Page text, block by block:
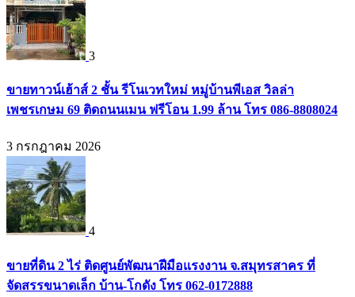
3
ขายทาวน์เฮ้าส์ 2 ชั้น รีโนเวทใหม่ หมู่บ้านพีเอส วิลล่า
เพชรเกษม 69 ติดถนนเมน ฟรีโอน 1.99 ล้าน โทร 086-8808024
3 กรกฎาคม 2026
4
ขายที่ดิน 2 ไร่ ติดศูนย์พัฒนาฝีมือแรงงาน จ.สมุทรสาคร ที่
จัดสรรขนาดเล็ก บ้าน-โกดัง โทร 062-0172888